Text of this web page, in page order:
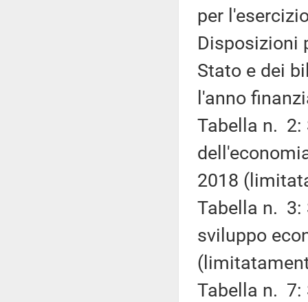
per
Disposizioni
Stato e dei
l'anno
Tabella n. 2:
2018
Tabella n. 3:
sviluppo
Tabella n. 7: